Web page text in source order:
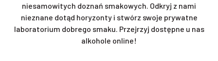
niesamowitych doznań smakowych. Odkryj z nami
nieznane dotąd horyzonty i stwórz swoje prywatne
laboratorium dobrego smaku. Przejrzyj dostępne u nas
alkohole online!